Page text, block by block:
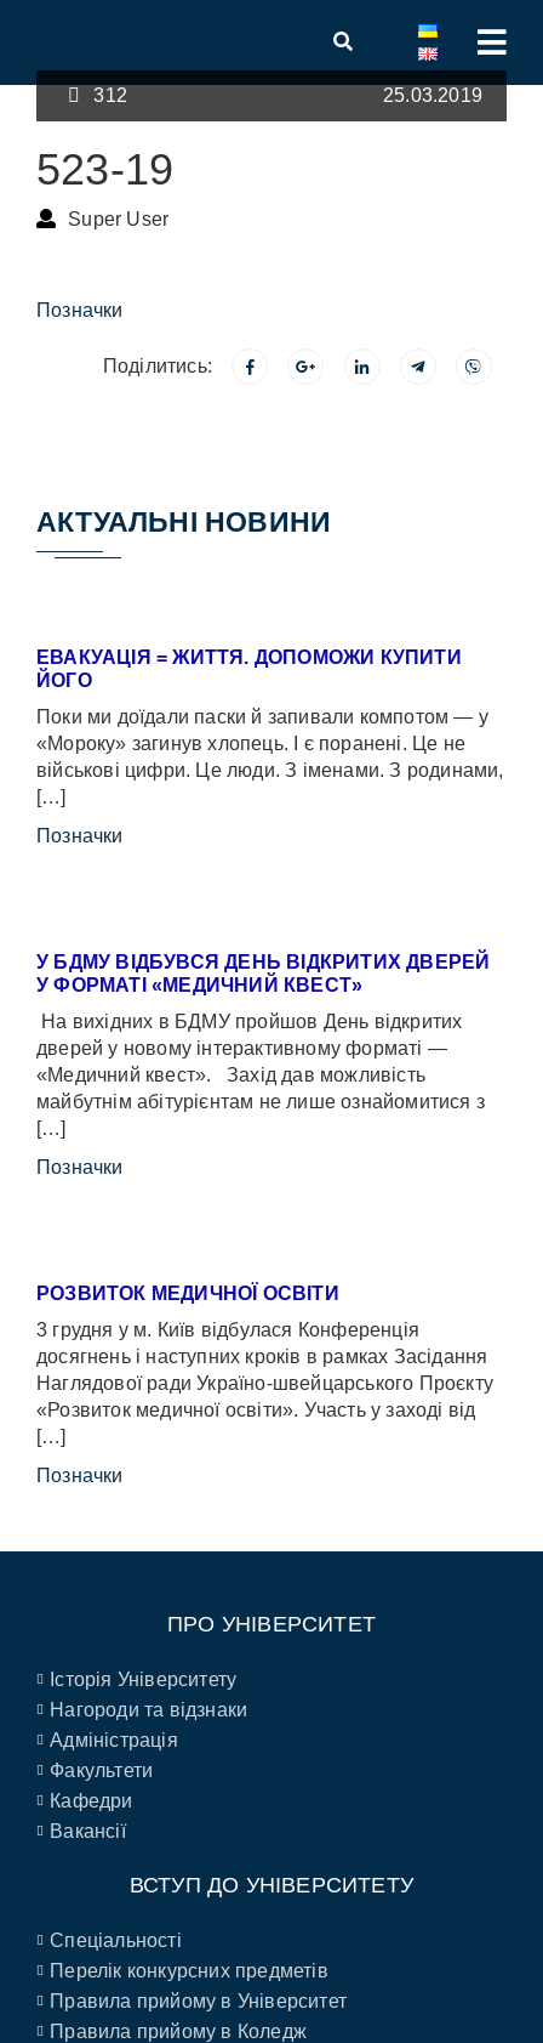
312 25.03.2019
523-19
Super User
Позначки
Поділитись:
АКТУАЛЬНІ НОВИНИ
ЕВАКУАЦІЯ = ЖИТТЯ. ДОПОМОЖИ КУПИТИ
ЙОГО
Поки ми доїдали паски й запивали компотом — у
«Мороку» загинув хлопець. І є поранені. Це не
військові цифри. Це люди. З іменами. З родинами,
[…]
Позначки
У БДМУ ВІДБУВСЯ ДЕНЬ ВІДКРИТИХ ДВЕРЕЙ
У ФОРМАТІ «МЕДИЧНИЙ КВЕСТ»
На вихідних в БДМУ пройшов День відкритих
дверей у новому інтерактивному форматі —
«Медичний квест». Захід дав можливість
майбутнім абітурієнтам не лише ознайомитися з
[…]
Позначки
РОЗВИТОК МЕДИЧНОЇ ОСВІТИ
3 грудня у м. Київ відбулася Конференція
досягнень і наступних кроків в рамках Засідання
Наглядової ради Україно-швейцарського Проєкту
«Розвиток медичної освіти». Участь у заході від
[…]
Позначки
ПРО УНІВЕРСИТЕТ
Історія Університету
Нагороди та відзнаки
Адміністрація
Факультети
Кафедри
Вакансії
ВСТУП ДО УНІВЕРСИТЕТУ
Спеціальності
Перелік конкурсних предметів
Правила прийому в Університет
Правила прийому в Коледж